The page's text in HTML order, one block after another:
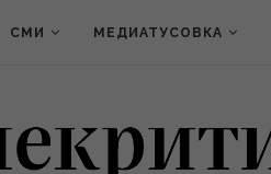
СМИ МЕДИАТУСОВКА